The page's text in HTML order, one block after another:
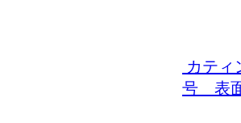
カティ
号 表